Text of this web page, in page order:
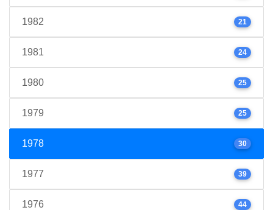
1982 21
1981 24
1980 25
1979 25
1978 30
1977 39
1976 44